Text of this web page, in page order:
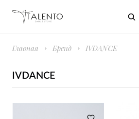
Главная Бренд IVDANCE
IVDANCE